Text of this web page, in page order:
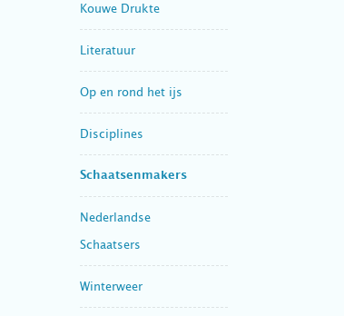
Kouwe Drukte
Literatuur
Op en rond het ijs
Disciplines
Schaatsenmakers
Nederlandse
Schaatsers
Winterweer